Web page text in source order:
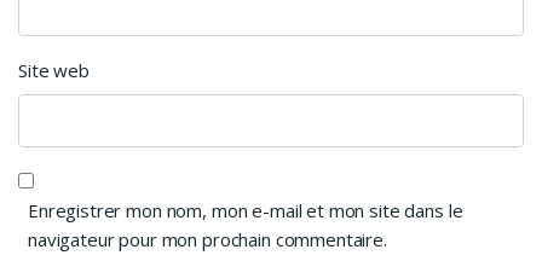
Site web
Enregistrer mon nom, mon e-mail et mon site dans le
navigateur pour mon prochain commentaire.